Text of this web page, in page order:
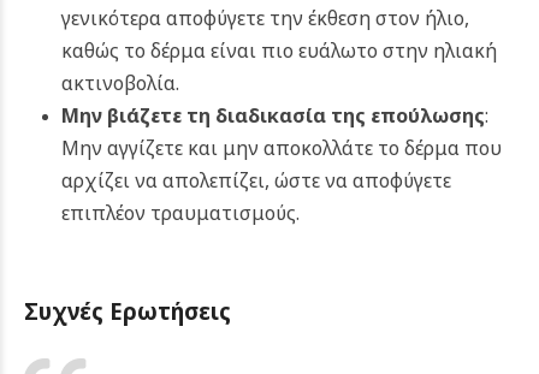
γενικότερα αποφύγετε την έκθεση στον ήλιο,
καθώς το δέρμα είναι πιο ευάλωτο στην ηλιακή
ακτινοβολία.
Μην βιάζετε τη διαδικασία της επούλωσης:
Μην αγγίζετε και μην αποκολλάτε το δέρμα που
αρχίζει να απολεπίζει, ώστε να αποφύγετε
επιπλέον τραυματισμούς.
Συχνές Ερωτήσεις